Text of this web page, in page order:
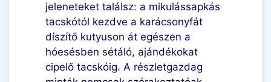
jeleneteket találsz: a mikulássapkás
tacskótól kezdve a karácsonyfát
díszítő kutyuson át egészen a
hóesésben sétáló, ajándékokat
cipelő tacskóig. A részletgazdag